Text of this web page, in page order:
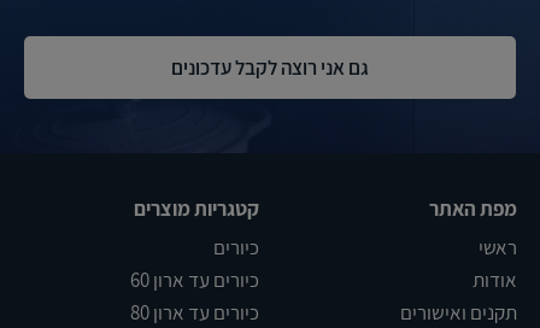
מפת האתר
ראשי
אודות
תקנים ואישורים
קטגריות מוצרים
כיורים
כיורים עד ארון 60
כיורים עד ארון 80